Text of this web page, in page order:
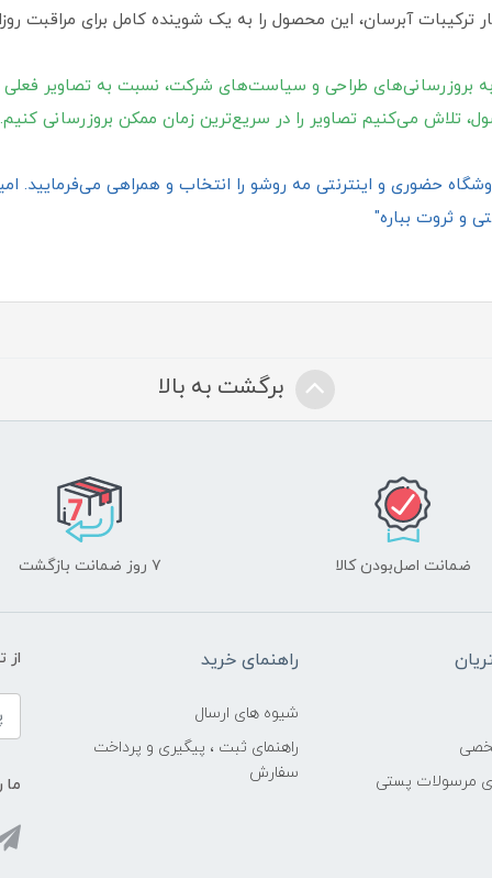
آبرسان، این محصول را به یک شوینده کامل برای مراقبت
بروزرسانی‌های طراحی و سیاست‌های شرکت، نسبت به تصاویر
تلاش می‌کنیم تصاویر را در سریع‌ترین زمان ممکن بروزرسانی کنیم.
حضوری و اینترنتی مه روشو را انتخاب و همراهی می‌فرمایید.
و ثروت بباره"
برگشت به بالا
ضمانت اصل‌بودن کالا ۷ روز ضمانت بازگشت
مرسولات پستی
راهنمای خرید
شیوه های ارسال
راهنمای ثبت ، پیگیری و پرداخت
سفارش
از
ما